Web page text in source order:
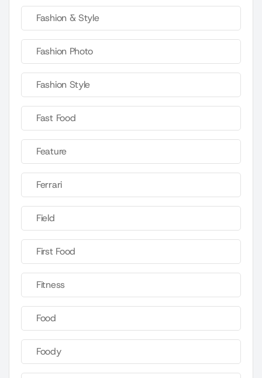
Fashion & Style
Fashion Photo
Fashion Style
Fast Food
Feature
Ferrari
Field
First Food
Fitness
Food
Foody